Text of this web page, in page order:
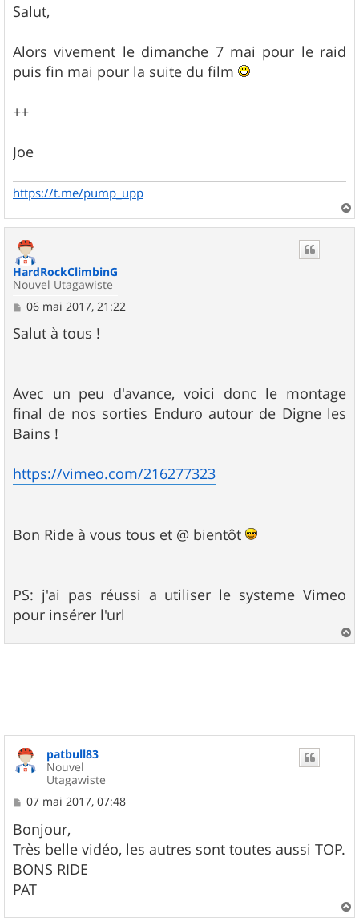
s
s
g
e
Salut,
Alors vivement le dimanche 7 mai pour le raid
puis fin mai pour la suite du film
++
Joe
https://t.me/pump_upp
a
HardRockClimbinG
Nouvel Utagawiste
M
s
s
06 mai 2017, 21:22
Salut à tous !
Avec un peu d'avance, voici donc le montage
final de nos sorties Enduro autour de Digne les
Bains !
https://vimeo.com/216277323
Bon Ride à vous tous et @ bientôt
PS: j'ai pas réussi a utiliser le systeme Vimeo
pour insérer l'url
a
patbull83
Nouvel
Utagawiste
M
s
s
a
g
e
07 mai 2017, 07:48
Bonjour,
Très belle vidéo, les autres sont toutes aussi TOP.
BONS RIDE
PAT